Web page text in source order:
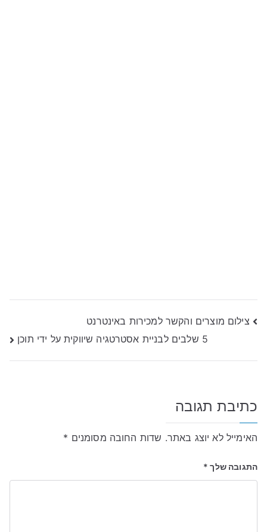
ניווט
צילום מוצרים והקשר למכירות באינטרנט
5 שלבים לבניית אסטרטגיה שיווקית על ידי תוכן
כתיבת תגובה
האימייל לא יוצג באתר. שדות החובה מסומנים *
התגובה שלך *